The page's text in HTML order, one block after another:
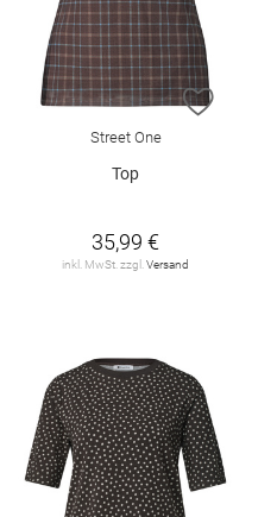
WUNSCHLISTE HINZUFÜGEN
ZUR
Street One
Top
35,99 €
inkl. MwSt. zzgl. Versand